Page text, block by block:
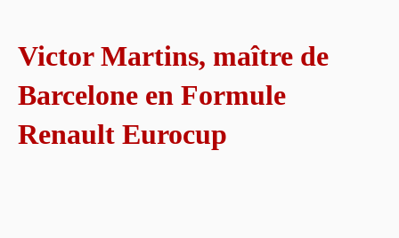
Victor Martins, maître de
Barcelone en Formule
Renault Eurocup